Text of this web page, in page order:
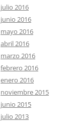
julio 2016
junio 2016
mayo 2016
abril 2016
marzo 2016
febrero 2016
enero 2016
noviembre 2015
junio 2015
julio 2013